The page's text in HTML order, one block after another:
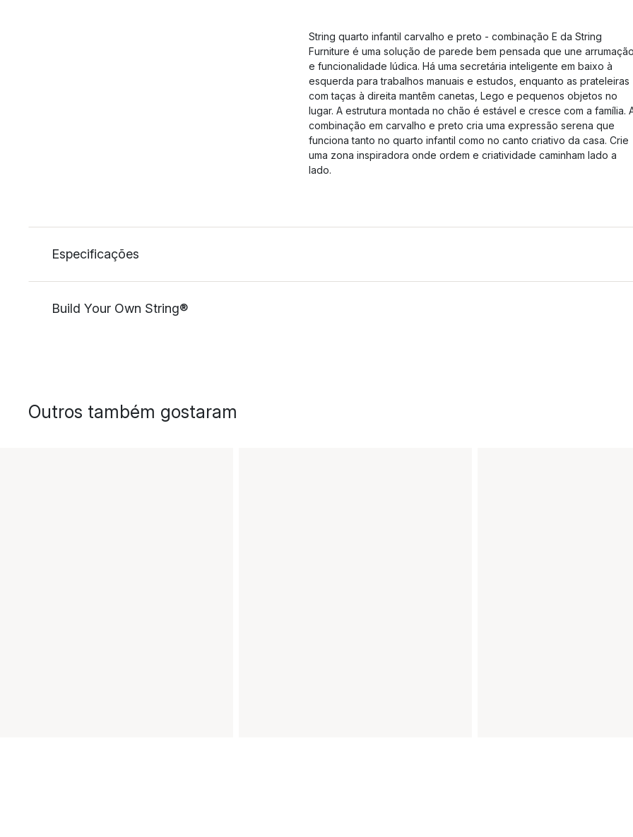
String quarto infantil carvalho e preto - combinação E da String
Furniture é uma solução de parede bem pensada que une
e funcionalidade lúdica. Há uma secretária inteligente em baixo à
esquerda para trabalhos manuais e estudos, enquanto as prateleiras
com taças à direita mantêm canetas, Lego e pequenos objetos no
lugar. A estrutura montada no chão é estável e cresce com a família.
combinação em carvalho e preto cria uma expressão serena que
funciona tanto no quarto infantil como no canto criativo da casa. Crie
uma zona inspiradora onde ordem e criatividade caminham lado a
lado.
Especificações
Build Your Own String®
Outros também gostaram